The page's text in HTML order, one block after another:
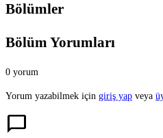
Bölümler
Bölüm Yorumları
0 yorum
Yorum yazabilmek için giriş yap veya
chat_bubble